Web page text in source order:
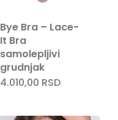
Bye Bra – Lace-
It Bra
samolepljivi
grudnjak
4.010,00 RSD